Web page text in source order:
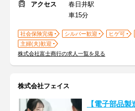
アクセス
春日井駅
車15分
社会保険完備 シルバー歓迎 ヒゲ可
主婦(夫)歓迎
株式会社富士商行の求人一覧を見る
株式会社フェイス
【電子部品